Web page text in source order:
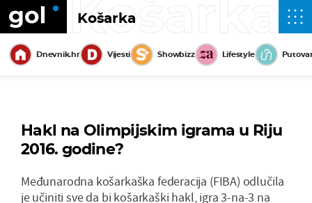
Košarka
Košarka
Dnevnik.hr Vijesti Showbizz Lifestyle
Hakl na Olimpijskim igrama u Riju
2016. godine?
Međunarodna košarkaška federacija (FIBA) odlučila
je učiniti sve da bi košarkaški hakl, igra 3-na-3 na